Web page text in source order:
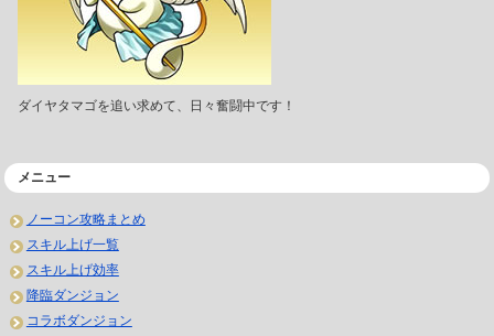
ダイヤタマゴを追い求めて、日々奮闘中です！
メニュー
ノーコン攻略まとめ
スキル上げ一覧
スキル上げ効率
降臨ダンジョン
コラボダンジョン